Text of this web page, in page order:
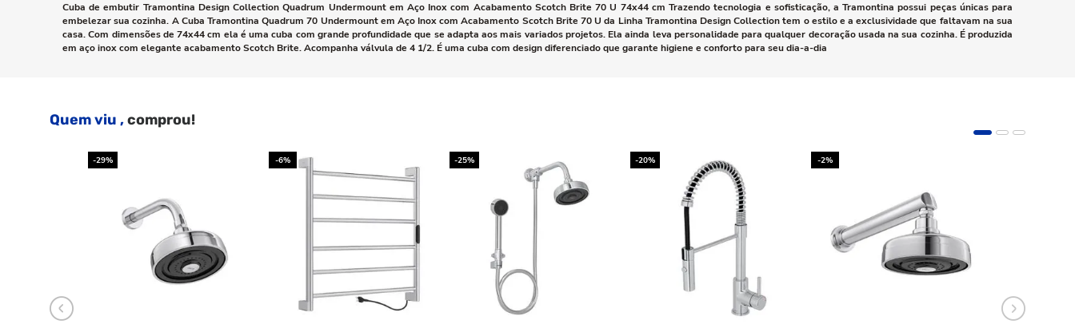
Cuba de embutir Tramontina Design Collection Quadrum Undermount em Aço Inox com Acabamento Scotch Brite 70 U 74x44 cm Trazendo tecnologia e sofisticação, a Tramontina possui peças únicas para
embelezar sua cozinha. A Cuba Tramontina Quadrum 70 Undermount em Aço Inox com Acabamento Scotch Brite 70 U da Linha Tramontina Design Collection tem o estilo e a exclusividade que faltavam na sua
casa. Com dimensões de 74x44 cm ela é uma cuba com grande profundidade que se adapta aos mais variados projetos. Ela ainda leva personalidade para qualquer decoração usada na sua cozinha. É produzida
em aço inox com elegante acabamento Scotch Brite. Acompanha válvula de 4 1/2. É uma cuba com design diferenciado que garante higiene e conforto para seu dia-a-dia
Quem viu ,comprou!
-29% -6% -25% -20% -2%